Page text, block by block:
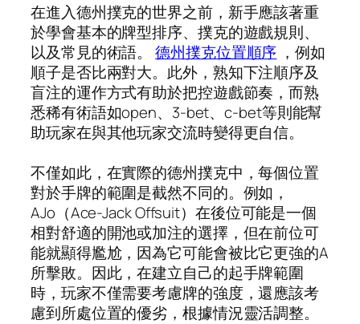
在進入德州撲克的世界之前，新手應該著重
於學會基本的牌型排序、撲克的遊戲規則、
以及常見的術語。德州撲克位置順序 ，例如
順子是否比兩對大。此外，熟知下注順序及
盲注的運作方式有助於把控遊戲節奏，而熟
悉稀有術語如open、3-bet、c-bet等則能幫
助玩家在與其他玩家交流時變得更自信。
不僅如此，在實際的德州撲克中，每個位置
對於手牌的範圍是截然不同的。例如，
AJo（Ace-Jack Offsuit）在後位可能是一個
相對舒適的開池或加注的選擇，但在前位可
能就顯得尷尬，因為它可能會被比它更強的A
所擊敗。因此，在建立自己的起手牌範圍
時，玩家不僅需要考慮牌的強度，還應該考
慮到所處位置的優劣，根據情況靈活調整。